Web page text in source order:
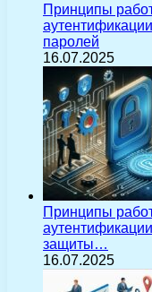
Принципы
паролей
16.07.2025
Принципы
защиты…
16.07.2025